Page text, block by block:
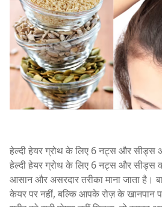
हेल्दी हेयर ग्रोथ के लिए 6 नट्स और सीड्स
हेल्दी हेयर ग्रोथ के लिए 6 नट्स और सीड्स
आसान और असरदार तरीका माना जाता है।
केयर पर नहीं, बल्कि आपके रोज़ के खानपान